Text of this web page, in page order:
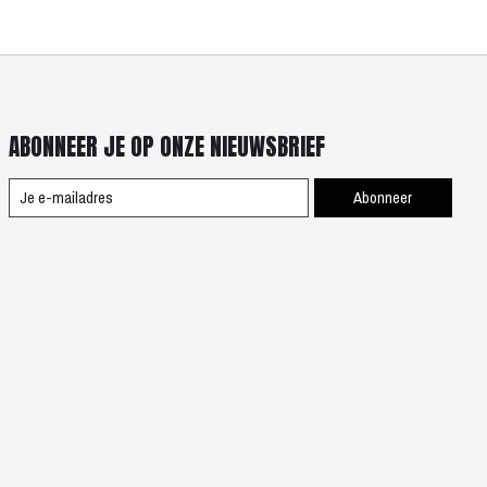
ABONNEER JE OP ONZE NIEUWSBRIEF
Abonneer